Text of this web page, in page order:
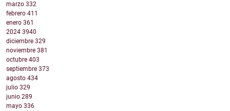
marzo 332
febrero 411
enero 361
2024 3940
diciembre 329
noviembre 381
octubre 403
septiembre 373
agosto 434
julio 329
junio 289
mayo 336